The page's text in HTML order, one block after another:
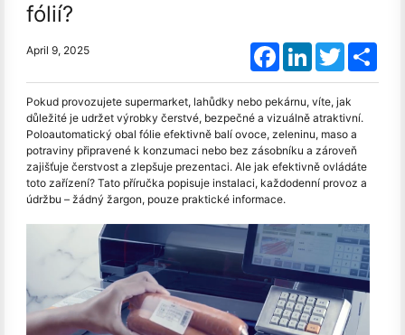
fólií?
April 9, 2025 FacebookLinkedInTwitter
Pokud provozujete supermarket, lahůdky nebo pekárnu, víte, jak
důležité je udržet výrobky čerstvé, bezpečné a vizuálně atraktivní.
Poloautomatický obal fólie efektivně balí ovoce, zeleninu, maso a
potraviny připravené k konzumaci nebo bez zásobníku a zároveň
zajišťuje čerstvost a zlepšuje prezentaci. Ale jak efektivně ovládáte
toto zařízení? Tato příručka popisuje instalaci, každodenní provoz a
údržbu – žádný žargon, pouze praktické informace.